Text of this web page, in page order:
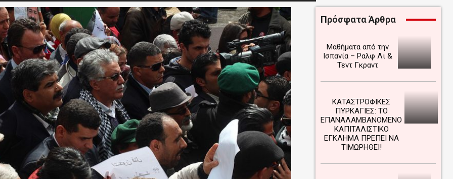
Πρόσφατα Άρθρα
Μαθήματα από την
Ισπανία – Ραλφ Λι &
Τεντ Γκραντ
ΚΑΤΑΣΤΡΟΦΙΚΕΣ
ΠΥΡΚΑΓΙΕΣ: ΤΟ
ΕΠΑΝΑΛΑΜΒΑΝΟΜΕΝΟ
ΚΑΠΙΤΑΛΙΣΤΙΚΟ
ΕΓΚΛΗΜΑ ΠΡΕΠΕΙ ΝΑ
ΤΙΜΩΡΗΘΕΙ!